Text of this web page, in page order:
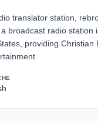
translator station,
broadcast radio station
providing Christian